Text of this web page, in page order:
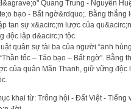
quân sự tài ba của người “anh
tốc – Táo bạo – Bất ngờ”. Bằng
của quân Mãn Thanh, giữ vững độc